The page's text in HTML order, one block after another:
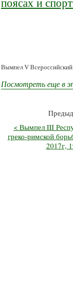
Вымпел V
Посмотреть еще в
< Вымпел III
греко-римской
2017г,